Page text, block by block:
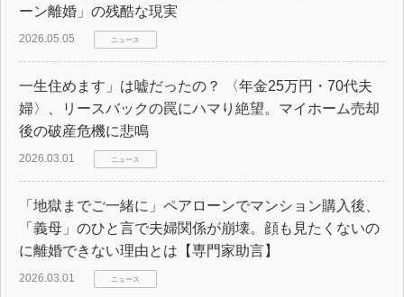
ーン離婚」の残酷な現実
2026.05.05 ニュース
一生住めます」は嘘だったの？ 〈年金25万円・70代夫
婦〉、リースバックの罠にハマり絶望。マイホーム売却
後の破産危機に悲鳴
2026.03.01 ニュース
「地獄までご一緒に」ペアローンでマンション購入後、
「義母」のひと言で夫婦関係が崩壊。顔も見たくないの
に離婚できない理由とは【専門家助言】
2026.03.01 ニュース